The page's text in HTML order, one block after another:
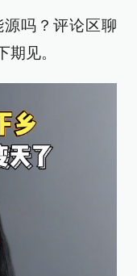
吗？评论区聊
见。